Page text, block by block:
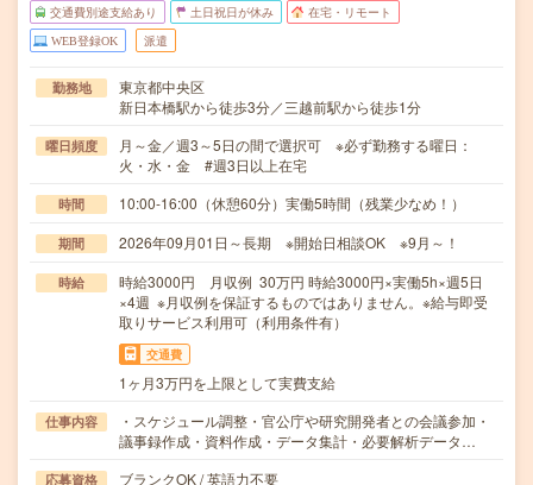
交通費別途支給あり 土日祝日が休み 在宅・リモート
WEB登録OK 派遣
勤務地
東京都中央区
新日本橋駅から徒歩3分／三越前駅から徒歩1分
曜日頻度
月～金／週3～5日の間で選択可 ※必ず勤務する曜日：
火・水・金 #週3日以上在宅
時間 10:00-16:00（休憩60分）実働5時間（残業少なめ！）
期間 2026年09月01日～長期 ※開始日相談OK ※9月～！
時給
時給3000円 月収例 30万円 時給3000円×実働5h×週5日
×4週 ※月収例を保証するものではありません。※給与即受
取りサービス利用可（利用条件有）
交通費
1ヶ月3万円を上限として実費支給
仕事内容
・スケジュール調整・官公庁や研究開発者との会議参加・
議事録作成・資料作成・データ集計・必要解析データ…
応募資格
ブランクOK / 英語力不要